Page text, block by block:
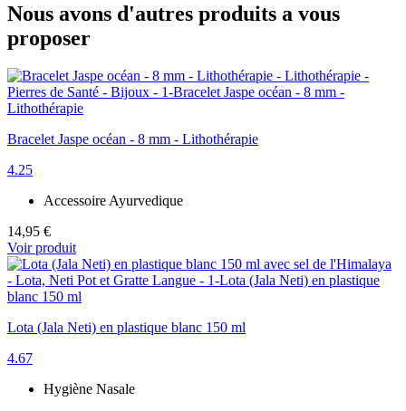
Nous avons d'autres produits a vous
proposer
Bracelet Jaspe océan - 8 mm - Lithothérapie
4.25
Accessoire Ayurvedique
14,95 €
Voir produit
Lota (Jala Neti) en plastique blanc 150 ml
4.67
Hygiène Nasale